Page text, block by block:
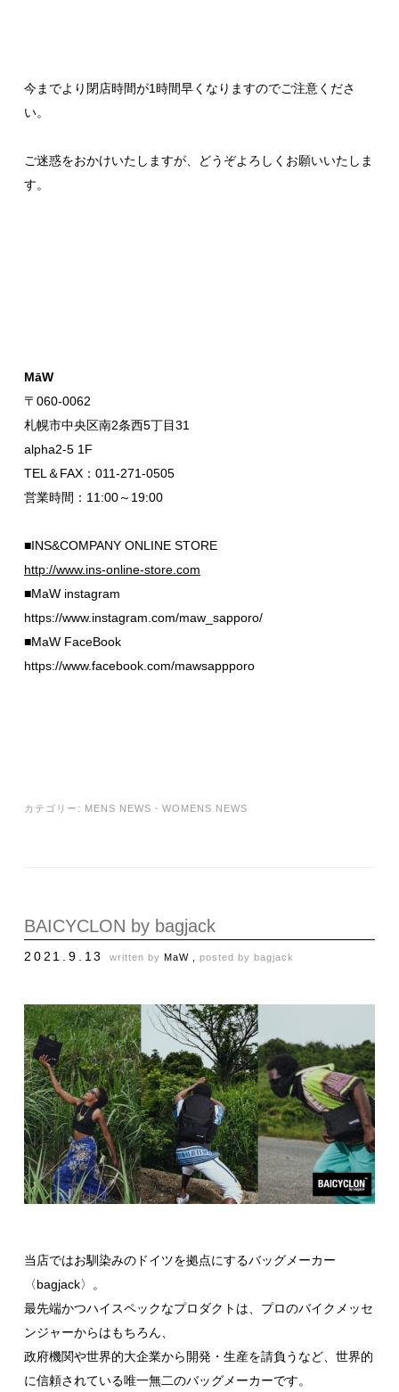
今までより閉店時間が1時間早くなりますのでご注意くださ
い。
ご迷惑をおかけいたしますが、どうぞよろしくお願いいたしま
す。
MāW
〒060-0062
札幌市中央区南2条西5丁目31
alpha2-5 1F
TEL＆FAX：011-271-0505
営業時間：11:00～19:00
■INS&COMPANY ONLINE STORE
http://www.ins-online-store.com
■MaW instagram
https://www.instagram.com/maw_sapporo/
■MaW FaceBook
https://www.facebook.com/mawsappporo
カテゴリー: MENS NEWS ・ WOMENS NEWS
BAICYCLON by bagjack
2021.9.13 written by MaW , posted by bagjack
当店ではお馴染みのドイツを拠点にするバッグメーカー
〈bagjack〉。
最先端かつハイスペックなプロダクトは、プロのバイクメッセ
ンジャーからはもちろん、
政府機関や世界的大企業から開発・生産を請負うなど、世界的
に信頼されている唯一無二のバッグメーカーです。